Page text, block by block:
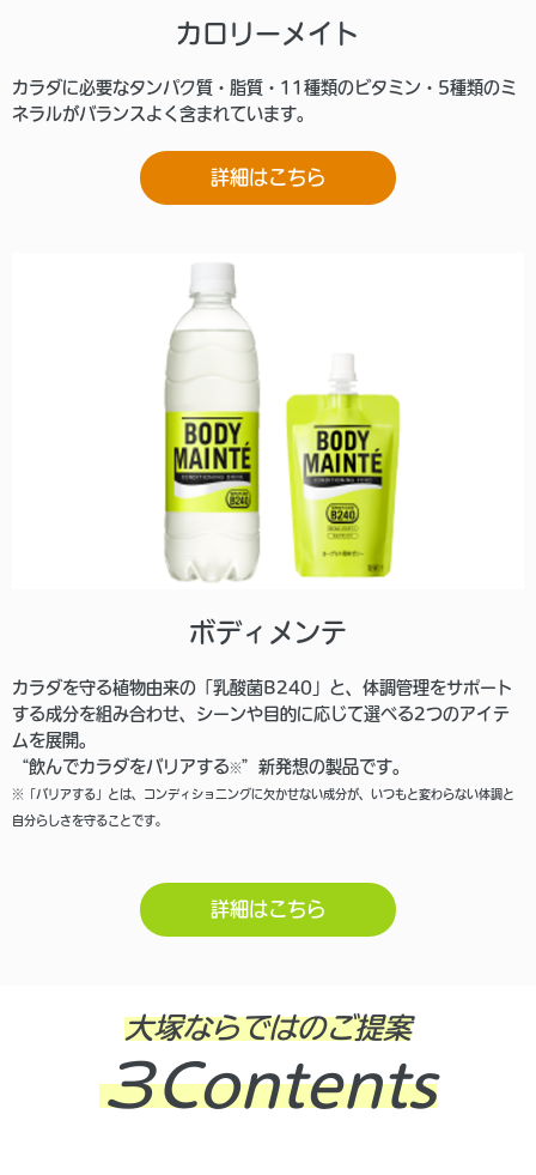
カロリーメイト
カラダに必要なタンパク質・脂質・11種類のビタミン・5種類のミ
ネラルがバランスよく含まれています。
詳細はこちら
ボディメンテ
カラダを守る植物由来の「乳酸菌B240」と、体調管理をサポート
する成分を組み合わせ、シーンや目的に応じて選べる2つのアイテ
ムを展開。
“飲んでカラダをバリアする ※”新発想の製品です。
※「バリアする」とは、コンディショニングに欠かせない成分が、いつもと変わらない体調と
自分らしさを守ることです。
詳細はこちら
大塚ならではのご提案
３Contents